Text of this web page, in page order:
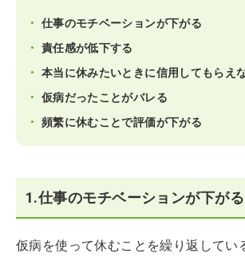
仕事のモチベーションが下がる
責任感が低下する
本当に休みたいときに信用してもらえ
仮病だったことがバレる
頻繁に休むことで評価が下がる
1.仕事のモチベーションが下がる
仮病を使って休むことを繰り返してい